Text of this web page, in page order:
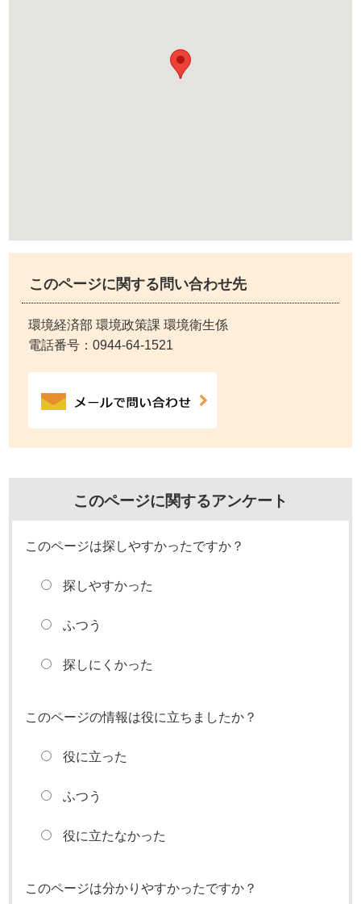
このページに関する問い合わせ先
環境経済部 環境政策課 環境衛生係
電話番号：0944-64-1521
このページに関するアンケート
このページは探しやすかったですか？
探しやすかった
ふつう
探しにくかった
このページの情報は役に立ちましたか？
役に立った
ふつう
役に立たなかった
このページは分かりやすかったですか？